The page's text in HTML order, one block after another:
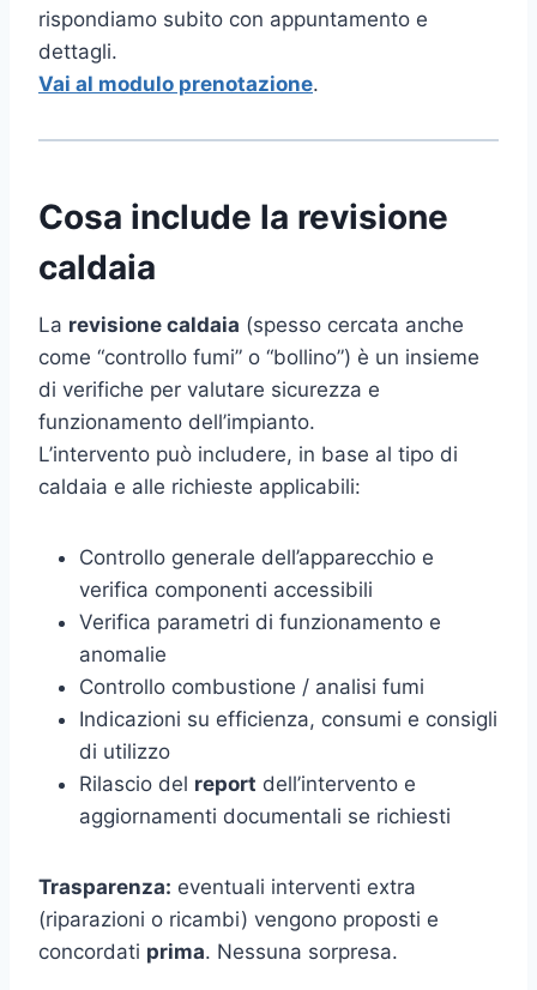
rispondiamo subito con appuntamento e
dettagli.
Vai al modulo prenotazione.
Cosa include la revisione
caldaia
La revisione caldaia (spesso cercata anche
come “controllo fumi” o “bollino”) è un insieme
di verifiche per valutare sicurezza e
funzionamento dell’impianto.
L’intervento può includere, in base al tipo di
caldaia e alle richieste applicabili:
Controllo generale dell’apparecchio e
verifica componenti accessibili
Verifica parametri di funzionamento e
anomalie
Controllo combustione / analisi fumi
Indicazioni su efficienza, consumi e consigli
di utilizzo
Rilascio del report dell’intervento e
aggiornamenti documentali se richiesti
Trasparenza: eventuali interventi extra
(riparazioni o ricambi) vengono proposti e
concordati prima. Nessuna sorpresa.